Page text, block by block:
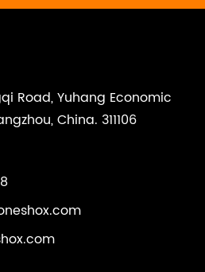
Road, Yuhang Economic
China. 311106